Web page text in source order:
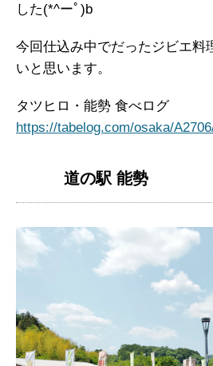
した(*^ーﾟ)b
今回仕込み中でだったジビエ料
いと思います。
タツヒロ・能勢 食べログ
https://tabelog.com/osaka/
道の駅 能勢